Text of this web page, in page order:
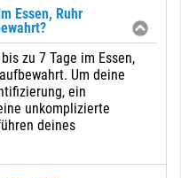
Essen, Ruhr
zu 7 Tage im Essen,
Um deine
ein
unkomplizierte
deines